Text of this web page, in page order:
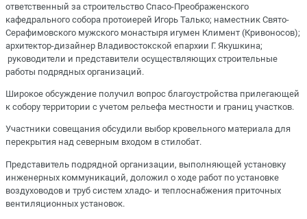
ответственный за строительство Спасо-Преображенского
кафедрального собора протоиерей Игорь Талько; наместник Свято-
Серафимовского мужского монастыря игумен Климент (Кривоносов);
архитектор-дизайнер Владивостокской епархии Г. Якушкина;
руководители и представители осуществляющих строительные
работы подрядных организаций.
Широкое обсуждение получил вопрос благоустройства прилегающей
к собору территории с учетом рельефа местности и границ участков.
Участники совещания обсудили выбор кровельного материала для
перекрытия над северным входом в стилобат.
Представитель подрядной организации, выполняющей установку
инженерных коммуникаций, доложил о ходе работ по установке
воздуховодов и труб систем хладо- и теплоснабжения приточных
вентиляционных установок.